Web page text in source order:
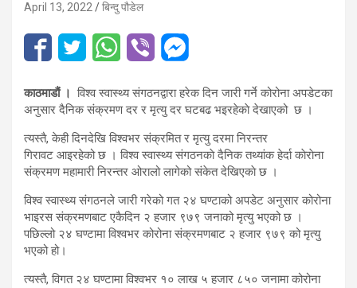
April 13, 2022 बिन्दु पौडेल
काठमाडौं । विश्व स्वास्थ्य संगठनद्वारा हरेक दिन जारी गर्ने कोरोना अपडेटका
अनुसार दैनिक संक्रमण दर र मृत्यु दर घटबढ भइरहेकाे देखाएको छ ।
त्यस्तै, केही दिनदेखि विश्वभर संक्रमित र मृत्यु दरमा निरन्तर
गिरावट आइरहेको छ । विश्व स्वास्थ्य संगठनकाे दैनिक तथ्यांक हेर्दा काेराेना
संक्रमण महामारी निरन्तर ओरालो लागेको संकेत देखिएकाे छ ।
विश्व स्वास्थ्य संगठनले जारी गरेको गत २४ घण्टाको अपडेट अनुसार कोरोना
भाइरस संक्रमणबाट एकैदिन २ हजार ९७९ जनाको मृत्यु भएको छ ।
पछिल्लो २४ घण्टामा विश्वभर कोरोना संक्रमणबाट २ हजार ९७९ को मृत्यु
भएको हो।
त्यस्तै, विगत २४ घण्टामा विश्वभर १० लाख ५ हजार ८५० जनामा कोरोना